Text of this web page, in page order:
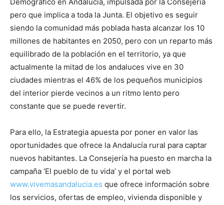
pero que implica a toda la Junta. El objetivo es seguir
siendo la comunidad más poblada hasta alcanzar los 10
millones de habitantes en 2050, pero con un reparto más
equilibrado de la población en el territorio, ya que
actualmente la mitad de los andaluces vive en 30
ciudades mientras el 46% de los pequeños municipios
del interior pierde vecinos a un ritmo lento pero
constante que se puede revertir.
Para ello, la Estrategia apuesta por poner en valor las
oportunidades que ofrece la Andalucía rural para captar
nuevos habitantes. La Consejería ha puesto en marcha la
campaña ‘El pueblo de tu vida’ y el portal web
www.vivemasandalucia.es que ofrece información sobre
los servicios, ofertas de empleo, vivienda disponible y